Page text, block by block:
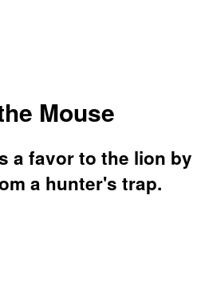
Mouse
a favor to the lion by
a hunter's trap.